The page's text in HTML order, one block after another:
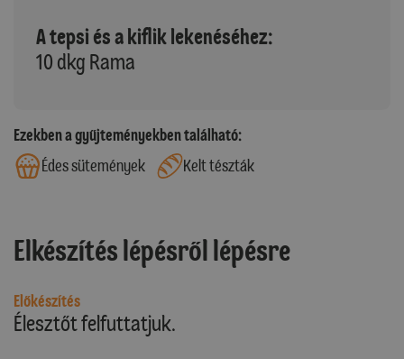
A tepsi és a kiflik lekenéséhez:
10 dkg Rama
Ezekben a gyűjteményekben található:
Édes sütemények
Kelt tészták
Elkészítés lépésről lépésre
Előkészítés
Élesztőt felfuttatjuk.